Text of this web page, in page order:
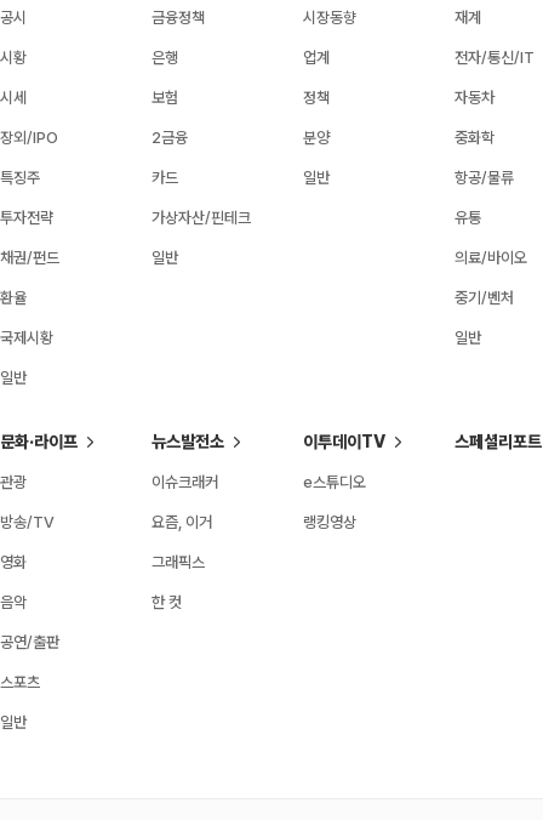
공시
시황
시세
장외/IPO
특징주
투자전략
채권/펀드
환율
국제시황
일반
금융정책
은행
보험
2금융
카드
가상자산/핀테크
일반
시장동향
업계
정책
분양
일반
재계
전자/통신/IT
자동차
중화학
항공/물류
유통
의료/바이오
중기/벤처
일반
문화·라이프
관광
방송/TV
영화
음악
공연/출판
스포츠
일반
뉴스발전소
이슈크래커
요즘, 이거
그래픽스
한 컷
이투데이TV
e스튜디오
랭킹영상
스페셜리포트